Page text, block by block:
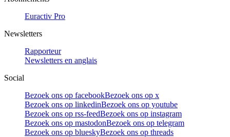
Euractiv Pro
Newsletters
Rapporteur
Newsletters en anglais
Social
Bezoek ons op facebookBezoek ons op x
Bezoek ons op linkedinBezoek ons op youtube
Bezoek ons op rss-feedBezoek ons op instagram
Bezoek ons op mastodonBezoek ons op telegram
Bezoek ons op blueskyBezoek ons op threads